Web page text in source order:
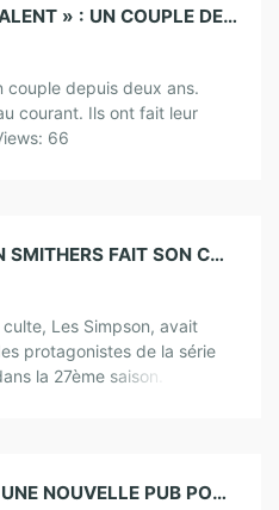
VIDÉO. « ITALIA’S GOT TALENT » : UN COUPLE DE DANSEURS GAYS FAIT UN ÉMOUVANT COMING OUT
couple depuis deux ans.
courant. Ils ont fait leur
66
LES SIMPSON : WAYLON SMITHERS FAIT SON COMING OUT
Les Simpson, avait
protagonistes de la série
la 27ème saison. Il s’agit
UN COMING-OUT DANS UNE NOUVELLE PUB POUR MCCAFÉ À TAÏWAN (VIDEO)